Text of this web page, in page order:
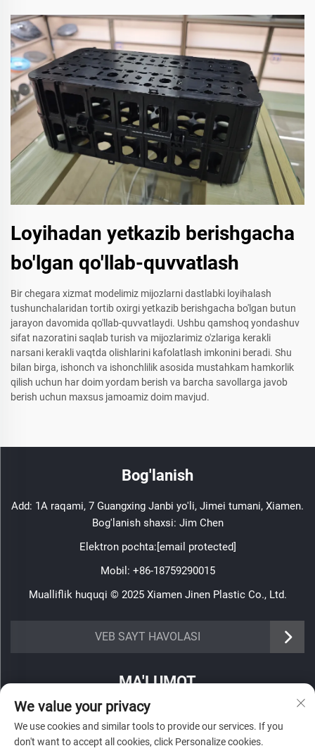
Loyihadan yetkazib berishgacha
bo'lgan qo'llab-quvvatlash
Bir chegara xizmat modelimiz mijozlarni dastlabki loyihalash
tushunchalaridan tortib oxirgi yetkazib berishgacha bo'lgan butun
jarayon davomida qo'llab-quvvatlaydi. Ushbu qamshoq yondashuv
sifat nazoratini saqlab turish va mijozlarimiz o'zlariga kerakli
narsani kerakli vaqtda olishlarini kafolatlash imkonini beradi. Shu
bilan birga, ishonch va ishonchlilik asosida mustahkam hamkorlik
qilish uchun har doim yordam berish va barcha savollarga javob
berish uchun maxsus jamoamiz doim mavjud.
Bog'lanish
Add: 1A raqami, 7 Guangxing Janbi yo'li, Jimei tumani, Xiamen.
Bog'lanish shaxsi: Jim Chen
Elektron pochta: [email protected]
Mobil: +86-18759290015
Mualliflik huquqi © 2025 Xiamen Jinen Plastic Co., Ltd.
VEB SAYT HAVOLASI
https://www.jinenplastic.com/service
https://www.jinenplastic.com/projects
https://www.jinenplastic.com/news
MA'LUMOT
Haftalik axborotnomamizni olish uchun roʻyxatdan oʻting
We value your privacy
We use cookies and similar tools to provide our services. If you
don't want to accept all cookies, click Personalize cookies.